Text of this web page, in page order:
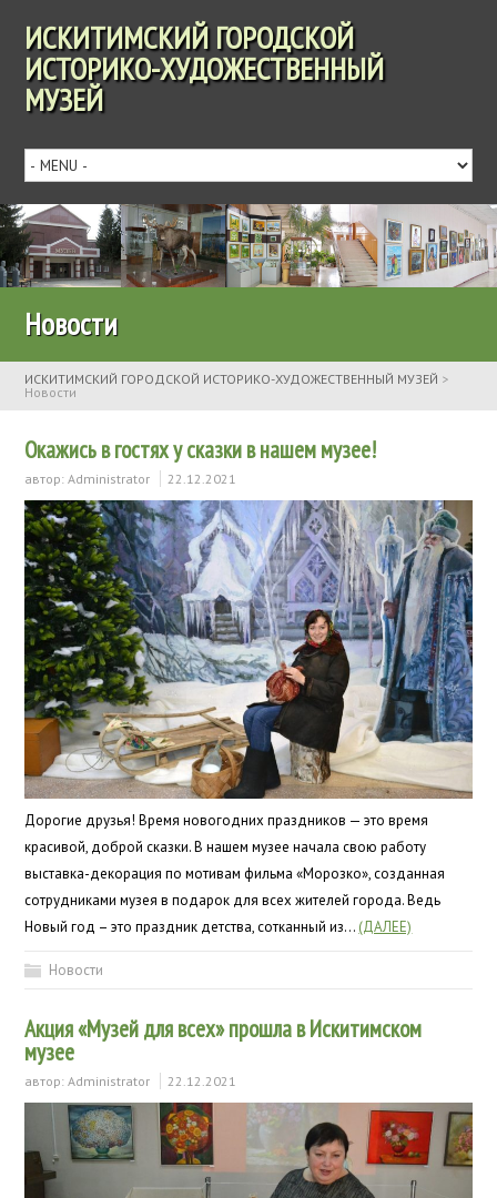
ИСКИТИМСКИЙ ГОРОДСКОЙ
ИСТОРИКО-ХУДОЖЕСТВЕННЫЙ
МУЗЕЙ
Новости
ИСКИТИМСКИЙ ГОРОДСКОЙ ИСТОРИКО-ХУДОЖЕСТВЕННЫЙ МУЗЕЙ >
Новости
Окажись в гостях у сказки в нашем музее!
автор:Administrator 22.12.2021
Дорогие друзья! Время новогодних праздников — это время
красивой, доброй сказки. В нашем музее начала свою работу
выставка-декорация по мотивам фильма «Морозко», созданная
сотрудниками музея в подарок для всех жителей города. Ведь
Новый год – это праздник детства, сотканный из… (ДАЛЕЕ)
Новости
Акция «Музей для всех» прошла в Искитимском
музее
автор:Administrator 22.12.2021